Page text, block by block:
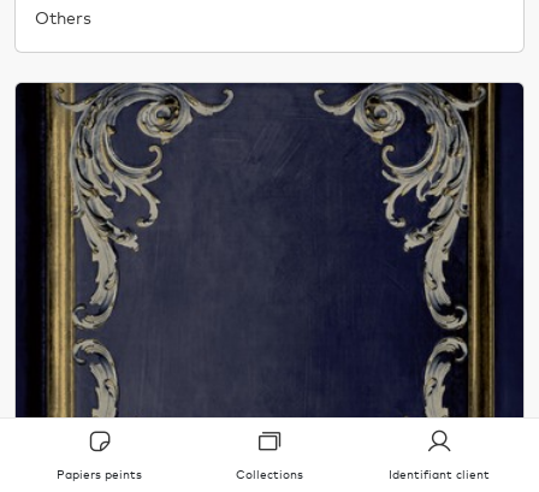
Papiers peints Collections Identifiant client
Others